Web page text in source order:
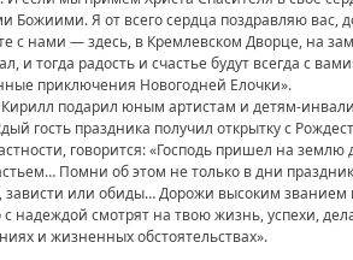
Божиими. Я от всего сердца поздравляю вас,
с нами — здесь, в Кремлевском Дворце, на
и тогда радость и счастье будут всегда с
приключения Новогодней Елочки».
подарил юным артистам и детям-
гость праздника получил открытку с
говорится: «Господь пришел на
Помни об этом не только в дни
зависти или обиды… Дорожи высоким
надеждой смотрят на твою жизнь, успехи,
и жизненных обстоятельствах».